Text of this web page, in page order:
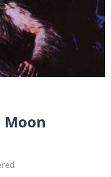
Moon